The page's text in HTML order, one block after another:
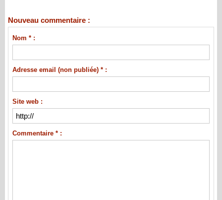
Nouveau commentaire :
Nom * :
Adresse email (non publiée) * :
Site web :
Commentaire * :